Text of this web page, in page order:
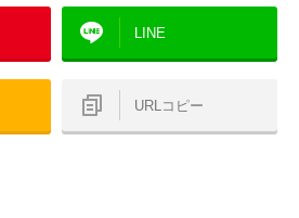
LINE
URLコピー